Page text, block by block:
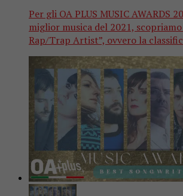
Per gli OA PLUS MUSIC AWARDS
miglior musica del 2021,
Rap/Trap Artist”, ovvero la